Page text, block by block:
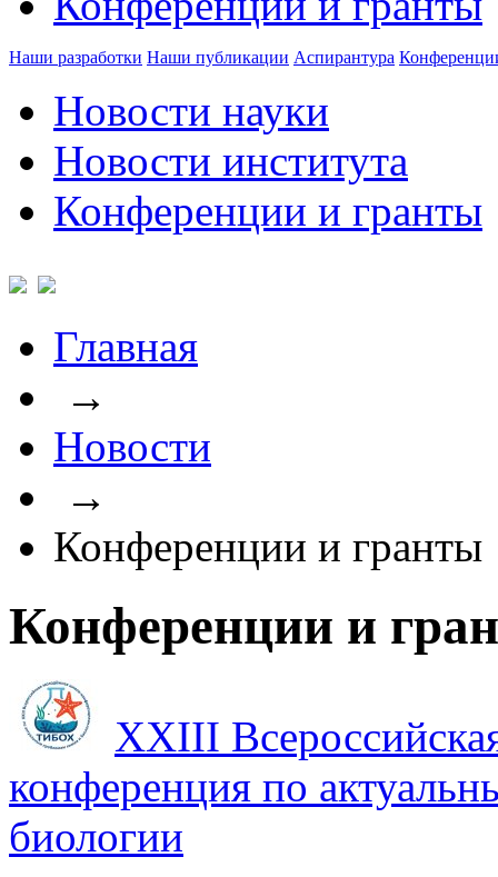
Наши разработки Наши публикации Аспирантура
Новости науки
Новости института
Конференции и гранты
Главная
→
Новости
→
Конференции и гранты
Конференции и
XXIII
конференция по
биологии